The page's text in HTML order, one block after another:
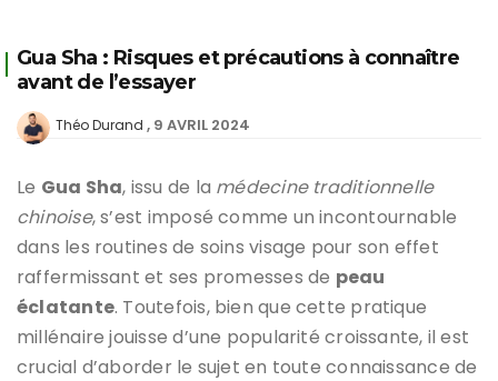
Gua Sha : Risques et précautions à connaître
avant de l’essayer
Théo Durand 9 AVRIL 2024
Le Gua Sha, issu de la médecine traditionnelle
chinoise, s’est imposé comme un incontournable
dans les routines de soins visage pour son effet
raffermissant et ses promesses de peau
éclatante. Toutefois, bien que cette pratique
millénaire jouisse d’une popularité croissante, il est
crucial d’aborder le sujet en toute connaissance de